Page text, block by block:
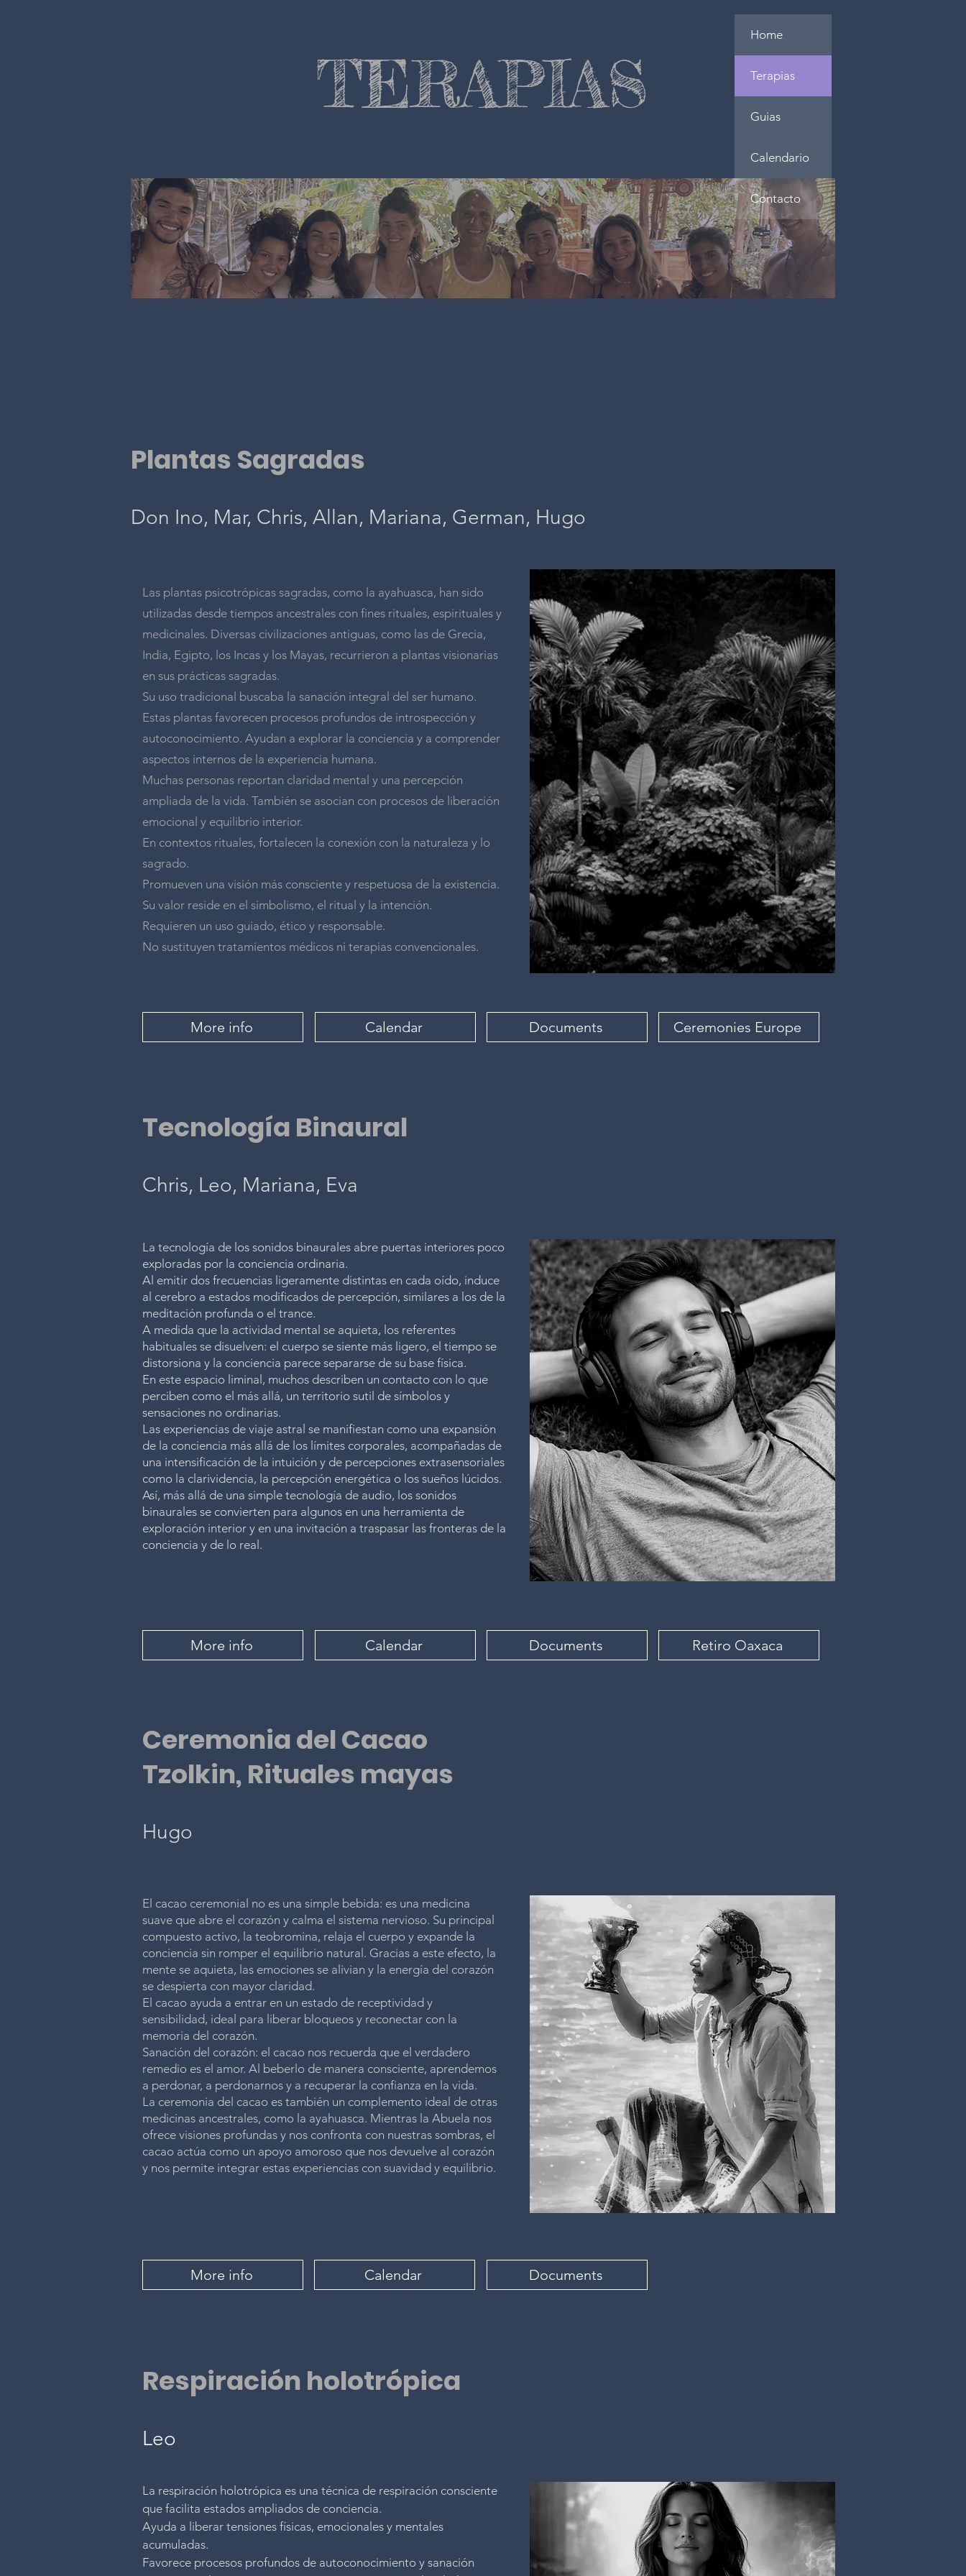
Home
Terapias
Guias
Calendario
Contacto
TERAPIAS
Plantas Sagradas
Don Ino, Mar, Chris, Allan, Mariana, German, Hugo
Las plantas psicotrópicas sagradas, como la ayahuasca, han sido
utilizadas desde tiempos ancestrales con fines rituales, espirituales y
medicinales. Diversas civilizaciones antiguas, como las de Grecia,
India, Egipto, los Incas y los Mayas, recurrieron a plantas visionarias
en sus prácticas sagradas.
Su uso tradicional buscaba la sanación integral del ser humano.
Estas plantas favorecen procesos profundos de introspección y
autoconocimiento. Ayudan a explorar la conciencia y a comprender
aspectos internos de la experiencia humana.
Muchas personas reportan claridad mental y una percepción
ampliada de la vida. También se asocian con procesos de liberación
emocional y equilibrio interior.
En contextos rituales, fortalecen la conexión con la naturaleza y lo
sagrado.
Promueven una visión más consciente y respetuosa de la existencia.
Su valor reside en el simbolismo, el ritual y la intención.
Requieren un uso guiado, ético y responsable.
No sustituyen tratamientos médicos ni terapias convencionales.
More info Calendar Documents Ceremonies Europe
Tecnología Binaural
Chris, Leo, Mariana, Eva
La tecnología de los sonidos binaurales abre puertas interiores poco
exploradas por la conciencia ordinaria.
Al emitir dos frecuencias ligeramente distintas en cada oído, induce
al cerebro a estados modificados de percepción, similares a los de la
meditación profunda o el trance.
A medida que la actividad mental se aquieta, los referentes
habituales se disuelven: el cuerpo se siente más ligero, el tiempo se
distorsiona y la conciencia parece separarse de su base física.
En este espacio liminal, muchos describen un contacto con lo que
perciben como el más allá, un territorio sutil de símbolos y
sensaciones no ordinarias.
Las experiencias de viaje astral se manifiestan como una expansión
de la conciencia más allá de los límites corporales, acompañadas de
una intensificación de la intuición y de percepciones extrasensoriales
como la clarividencia, la percepción energética o los sueños lúcidos.
Así, más allá de una simple tecnología de audio, los sonidos
binaurales se convierten para algunos en una herramienta de
exploración interior y en una invitación a traspasar las fronteras de la
conciencia y de lo real.
More info Calendar Documents Retiro Oaxaca
Ceremonia del Cacao
Tzolkin, Rituales mayas
Hugo
El cacao ceremonial no es una simple bebida: es una medicina
suave que abre el corazón y calma el sistema nervioso. Su principal
compuesto activo, la teobromina, relaja el cuerpo y expande la
conciencia sin romper el equilibrio natural. Gracias a este efecto, la
mente se aquieta, las emociones se alivian y la energía del corazón
se despierta con mayor claridad.
El cacao ayuda a entrar en un estado de receptividad y
sensibilidad, ideal para liberar bloqueos y reconectar con la
memoria del corazón.
Sanación del corazón: el cacao nos recuerda que el verdadero
remedio es el amor. Al beberlo de manera consciente, aprendemos
a perdonar, a perdonarnos y a recuperar la confianza en la vida.
La ceremonia del cacao es también un complemento ideal de otras
medicinas ancestrales, como la ayahuasca. Mientras la Abuela nos
ofrece visiones profundas y nos confronta con nuestras sombras, el
cacao actúa como un apoyo amoroso que nos devuelve al corazón
y nos permite integrar estas experiencias con suavidad y equilibrio.
More info Calendar Documents
Respiración holotrópica
Leo
La respiración holotrópica es una técnica de respiración consciente
que facilita estados ampliados de conciencia.
Ayuda a liberar tensiones físicas, emocionales y mentales
acumuladas.
Favorece procesos profundos de autoconocimiento y sanación